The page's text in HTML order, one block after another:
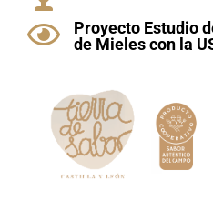

Proyecto Estudio
de Mieles con la